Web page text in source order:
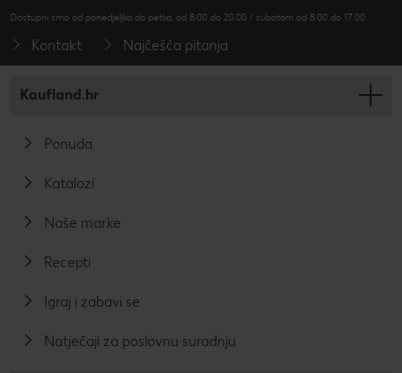
Dostupni smo od ponedjeljka do petka, od 8.00 do 20.00 / subotom od 8.00 do 17.00
Kontakt Najčešća pitanja
Kaufland.hr
Ponuda
Katalozi
Naše marke
Recepti
Igraj i zabavi se
Natječaji za poslovnu suradnju